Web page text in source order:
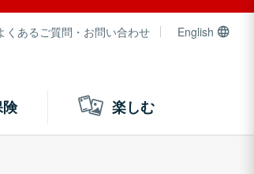
くあるご質問・お問い合わせ English
楽しむ